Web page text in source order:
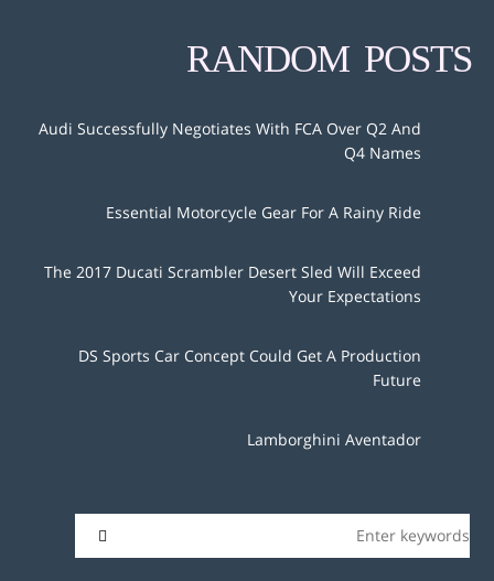
RANDOM POSTS
Audi Successfully Negotiates With FCA Over Q2 And
Q4 Names
Essential Motorcycle Gear For A Rainy Ride
The 2017 Ducati Scrambler Desert Sled Will Exceed
Your Expectations
DS Sports Car Concept Could Get A Production
Future
Lamborghini Aventador